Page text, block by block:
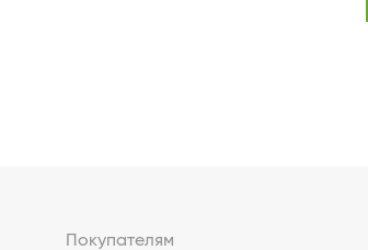
Покупателям